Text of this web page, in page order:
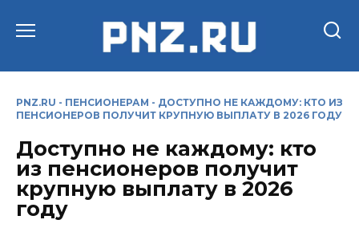
PNZ.RU - ПЕНСИОНЕРАМ - ДОСТУПНО НЕ КАЖДОМУ: КТО ИЗ
ПЕНСИОНЕРОВ ПОЛУЧИТ КРУПНУЮ ВЫПЛАТУ В 2026 ГОДУ
Доступно не каждому: кто
из пенсионеров получит
крупную выплату в 2026
году